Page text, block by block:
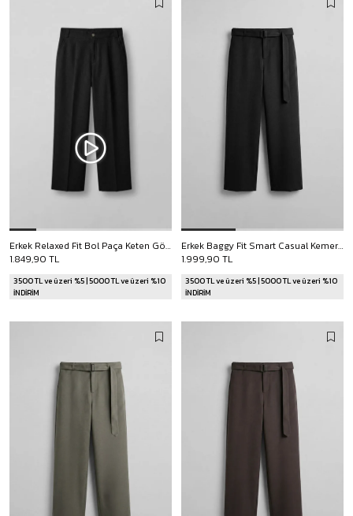
Erkek Relaxed Fit Bol Paça Keten Görünümlü Pileli Pantolon Siyah
1.849,90 TL
3500 TL ve üzeri %5 | 5000 TL ve üzeri %10
İNDİRİM
Erkek Baggy Fit Smart Casual Kemerli Pantolon Siyah
1.999,90 TL
3500 TL ve üzeri %5 | 5000 TL ve üzeri %10
İNDİRİM